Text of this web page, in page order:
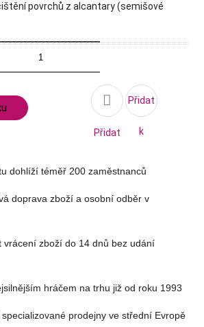
povrchů z alcantary (semišové

Přidat
seznam
Přidat
k
dohlíží téměř 200 zaměstnanců
doprava zboží a osobní odběr v
vrácení zboží do 14 dnů bez udání
hráčem na trhu již od roku 1993
specializované prodejny ve střední Evropě